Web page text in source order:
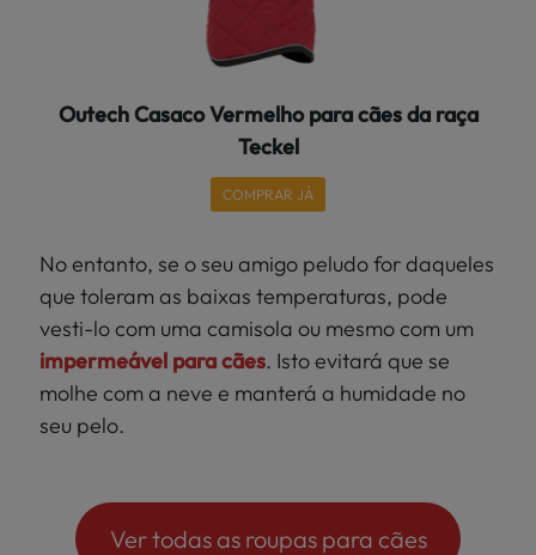
Outech Casaco Vermelho para cães da raça
Teckel
COMPRAR JÁ
No entanto, se o seu amigo peludo for daqueles
que toleram as baixas temperaturas, pode
vesti-lo com uma camisola ou mesmo com um
impermeável para cães. Isto evitará que se
molhe com a neve e manterá a humidade no
seu pelo.
Ver todas as roupas para cães